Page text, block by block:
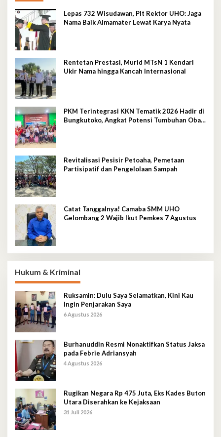
Lepas 732 Wisudawan, Plt Rektor UHO: Jaga
Nama Baik Almamater Lewat Karya Nyata
Rentetan Prestasi, Murid MTsN 1 Kendari
Ukir Nama hingga Kancah Internasional
PKM Terintegrasi KKN Tematik 2026 Hadir di
Bungkutoko, Angkat Potensi Tumbuhan Obat
Revitalisasi Pesisir Petoaha, Pemetaan
Partisipatif dan Pengelolaan Sampah
Catat Tanggalnya! Camaba SMM UHO
Gelombang 2 Wajib Ikut Pemkes 7 Agustus
Hukum & Kriminal
Ruksamin: Dulu Saya Selamatkan, Kini Kau
Ingin Penjarakan Saya
6 Agustus 2026
Burhanuddin Resmi Nonaktifkan Status Jaksa
pada Febrie Adriansyah
4 Agustus 2026
Rugikan Negara Rp 475 Juta, Eks Kades Buton
Utara Diserahkan ke Kejaksaan
31 Juli 2026